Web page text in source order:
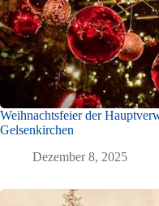
Weihnachtsfeier der
Gelsenkirchen
Dezember 8, 2025